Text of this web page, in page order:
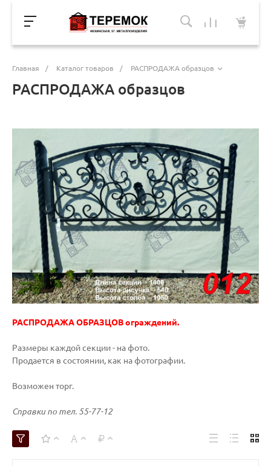
Главная / Каталог товаров / РАСПРОДАЖА образцов
РАСПРОДАЖА образцов
РАСПРОДАЖА ОБРАЗЦОВограждений.
Размеры каждой секции - на фото.
Продается в состоянии, как на фотографии.
Возможен торг.
Справки по тел. 55-77-12